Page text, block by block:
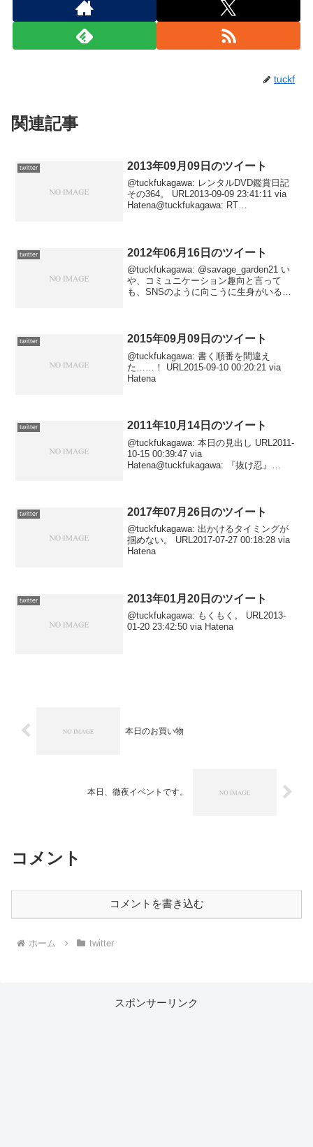
tuckf
関連記事
twitter 2013年09月09日のツイート
@tuckfukagawa: レンタルDVD鑑賞日記
その364。 URL2013-09-09 23:41:11 via
Hatena@tuckfukagawa: RT
twitter 2012年06月16日のツイート
@tuckfukagawa: @savage_garden21 い
や、コミュニケーション趣向と言って
も、SNSのように向こうに生身がいるも
twitter 2015年09月09日のツイート
@tuckfukagawa: 書く順番を間違え
た……！ URL2015-09-10 00:20:21 via
Hatena
twitter 2011年10月14日のツイート
@tuckfukagawa: 本日の見出し URL2011-
10-15 00:39:47 via
Hatena@tuckfukagawa: 『抜け忍』
twitter 2017年07月26日のツイート
@tuckfukagawa: 出かけるタイミングが
掴めない。 URL2017-07-27 00:18:28 via
Hatena
twitter 2013年01月20日のツイート
@tuckfukagawa: もくもく。 URL2013-
01-20 23:42:50 via Hatena
本日のお買い物
本日、徹夜イベントです。
コメント
コメントを書き込む
ホーム twitter
スポンサーリンク